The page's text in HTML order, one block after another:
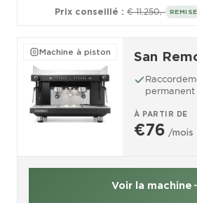
Prix conseillé : € 11.250,-
Machine à piston San
permanent
À PARTIR DE
€76 /mois
Voir la machine